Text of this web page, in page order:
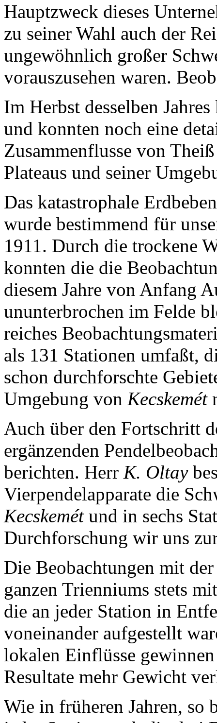
Hauptzweck dieses
zu seiner Wahl auch der
ungewöhnlich großer
vorauszusehen waren.
Im Herbst desselben
und konnten noch eine
Zusammenflusse von
Plateaus und seiner
Das katastrophale
wurde bestimmend für
1911. Durch die trockene
konnten die die
diesem Jahre von Anfang
ununterbrochen im Felde
reiches
als 131 Stationen umfaßt,
schon durchforschte
Umgebung von Kecskemét
Auch über den Fortschritt
ergänzenden
berichten. Herr K. Oltay
Vierpendelapparate die
Kecskemétund in sechs
Durchforschung wir uns
Die Beobachtungen mit
ganzen Trienniums stets
die an jeder Station in
voneinander aufgestellt
lokalen Einflüsse
Resultate mehr Gewicht
Wie in früheren Jahren, so